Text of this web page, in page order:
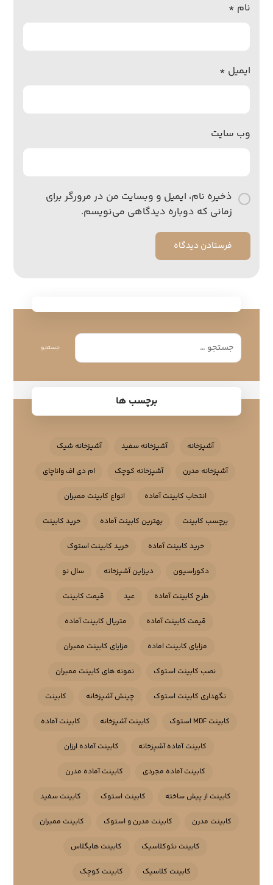
نام *
ایمیل *
وب‌ سایت
ذخیره نام، ایمیل و وبسایت من در مرورگر برای
زمانی که دوباره دیدگاهی می‌نویسم.
فرستادن دیدگاه
جستجو
برچسب ها
آشپزخانه آشپزخانه سفید آشپزخانه شیک
آشپزخانه مدرن آشپزخانه کوچک ام دی اف واناچای
انتخاب کابینت آماده انواع کابینت ممبران
برچسب کابینت بهترین کابینت آماده خرید کابینت
خرید کابینت آماده خرید کابینت استوک
دکوراسیون دیزاین آشپزخانه سال نو
طرح کابینت آماده عید قیمت کابینت
قیمت کابینت آماده متریال کابینت آماده
مزایای کابینت اماده مزایای کابینت ممبران
نصب کابینت استوک نمونه های کابینت ممبران
نگهداری کابینت استوک چینش آشپزخانه کابینت
کابینت MDF استوک کابینت آشپزخانه کابینت آماده
کابینت آماده آشپزخانه کابینت آماده ارزان
کابینت آماده مجردی کابینت آماده مدرن
کابینت از پیش ساخته کابینت استوک کابینت سفید
کابینت مدرن کابینت مدرن و استوک کابینت ممبران
کابینت نئوکلاسیک کابینت هایگلاس
کابینت کلاسیک کابینت کوچک